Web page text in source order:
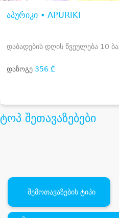
აპურიკი • APURIKI
დაბადების დღის წვეულება 10
დაზოგე 356 ₾
ტოპ შეთავაზებები
შემოთავაზების ტიპი